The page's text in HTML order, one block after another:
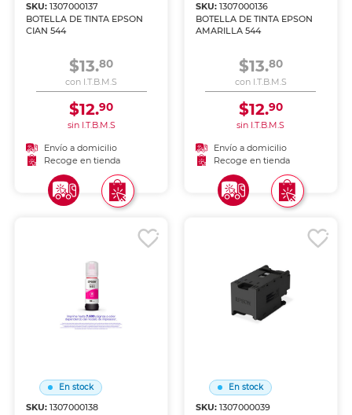
SKU:1307000137
BOTELLA DE TINTA EPSON
CIAN 544
$13.80
con I.T.B.M.S
$12.90
sin I.T.B.M.S
Envío a domicilio
Recoge en tienda
SKU: 1307000136
BOTELLA DE TINTA EPSON
AMARILLA 544
$13.80
con I.T.B.M.S
$12.90
sin I.T.B.M.S
Envío a domicilio
Recoge en tienda
En stock
SKU:1307000138
En stock
SKU: 1307000039